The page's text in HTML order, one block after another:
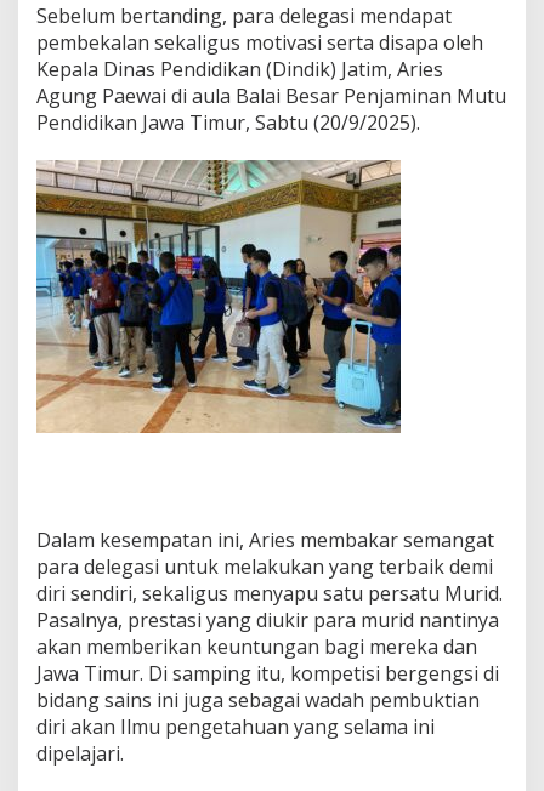
a
y
a
D
i
r
M
e
r
k
a
M
a
m
p
u
a
a
n
N
a
m
a
J
a
w
a
Sebelum bertanding, para delegasi mendapat
pembekalan sekaligus motivasi serta disapa oleh
Kepala Dinas Pendidikan (Dindik) Jatim, Aries
Agung Paewai di aula Balai Besar Penjaminan Mutu
Pendidikan Jawa Timur, Sabtu (20/9/2025).
Dalam kesempatan ini, Aries membakar semangat
para delegasi untuk melakukan yang terbaik demi
diri sendiri, sekaligus menyapu satu persatu Murid.
Pasalnya, prestasi yang diukir para murid nantinya
akan memberikan keuntungan bagi mereka dan
Jawa Timur. Di samping itu, kompetisi bergengsi di
bidang sains ini juga sebagai wadah pembuktian
diri akan Ilmu pengetahuan yang selama ini
dipelajari.